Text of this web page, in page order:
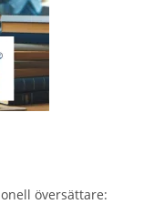
översättare: